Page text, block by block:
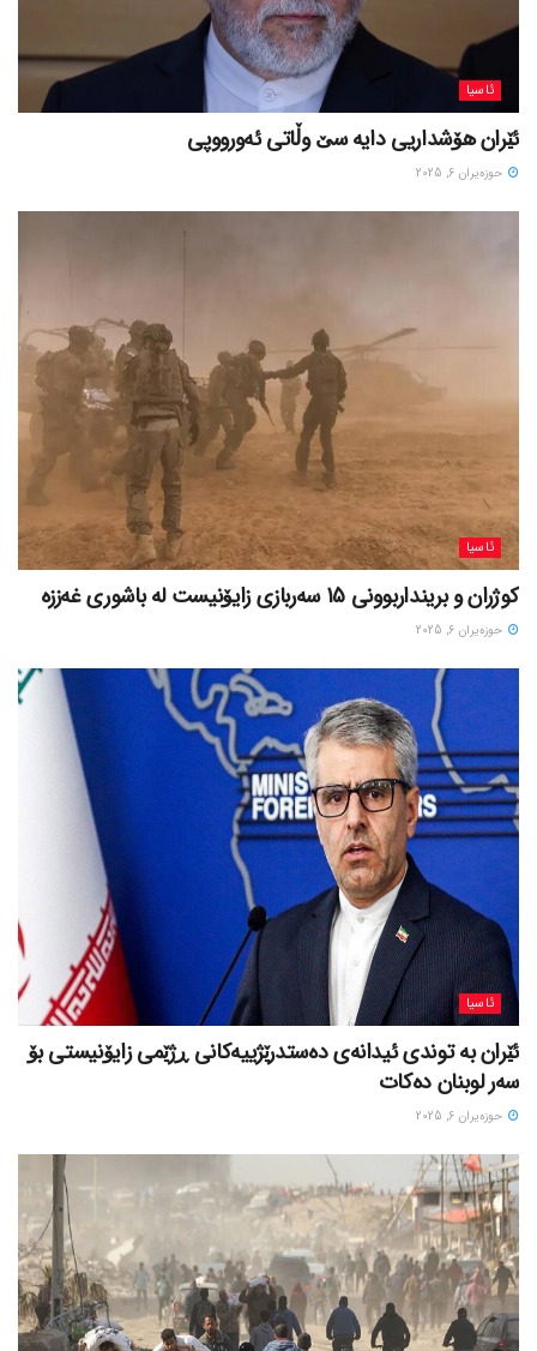
ئاسیا
ئێران هۆشداریی دایە سێ وڵاتی ئەورووپی
حوزه‌یران 6, 2025
ئاسیا
کوژران و برینداربوونی 15 سەربازی زایۆنیست لە باشوری غەززە
حوزه‌یران 6, 2025
ئاسیا
ئێران بە توندی ئیدانەی دەستدرێژییەکانی ڕژێمی زایۆنیستی بۆ
سەر لوبنان دەکات
حوزه‌یران 6, 2025